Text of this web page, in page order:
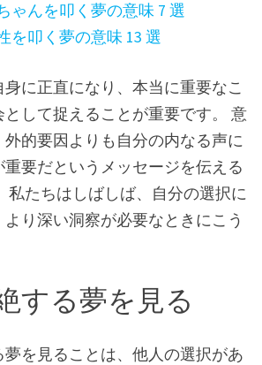
ゃんを叩く夢の意味 7 選
を叩く夢の意味 13 選
に正直になり、本当に重要なこ
として捉えることが重要です。 意
的要因よりも自分の内なる声に
要だというメッセージを伝える
私たちはしばしば、自分の選択に
り深い洞察が必要なときにこう
する夢を見る
を見ることは、他人の選択があ